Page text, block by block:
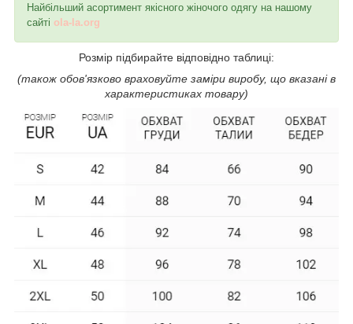
Найбільший асортимент якісного жіночого одягу на нашому
сайті ola-la.org
Розмір підбирайте відповідно таблиці:
(також обов'язково враховуйте заміри виробу, що вказані в
характеристиках товару)